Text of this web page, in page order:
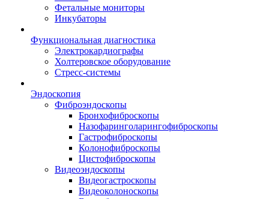
Фетальные мониторы
Инкубаторы
Функциональная диагностика
Электрокардиографы
Холтеровское оборудование
Стресс-системы
Эндоскопия
Фиброэндоскопы
Бронхофиброскопы
Назофаринголарингофиброскопы
Гастрофиброскопы
Колонофиброскопы
Цистофиброскопы
Видеоэндоскопы
Видеогастроскопы
Видеоколоноскопы